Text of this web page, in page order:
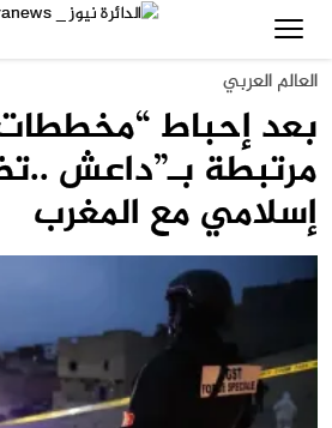
العالم العربي
بعد إحباط “مخططات
مرتبطة بـ”داعش
إسلامي مع المغرب